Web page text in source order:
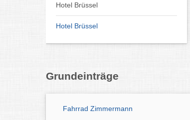
Hotel Brüssel
Hotel Brüssel
Grundeinträge
Fahrrad Zimmermann